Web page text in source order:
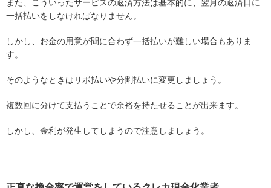
また、こういったサービスの返済方法は基本的に、翌月の返済日に
一括払いをしなければなりません。
しかし、お金の用意が間に合わず一括払いが難しい場合もありま
す。
そのようなときはリボ払いや分割払いに変更しましょう。
複数回に分けて支払うことで余裕を持たせることが出来ます。
しかし、金利が発生してしまうので注意しましょう。